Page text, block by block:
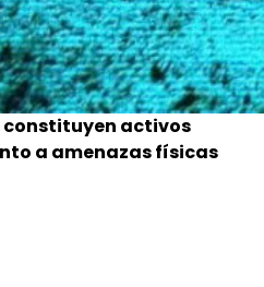
constituyen activos
a amenazas físicas